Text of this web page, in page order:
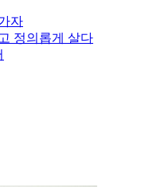
자
정의롭게 살다